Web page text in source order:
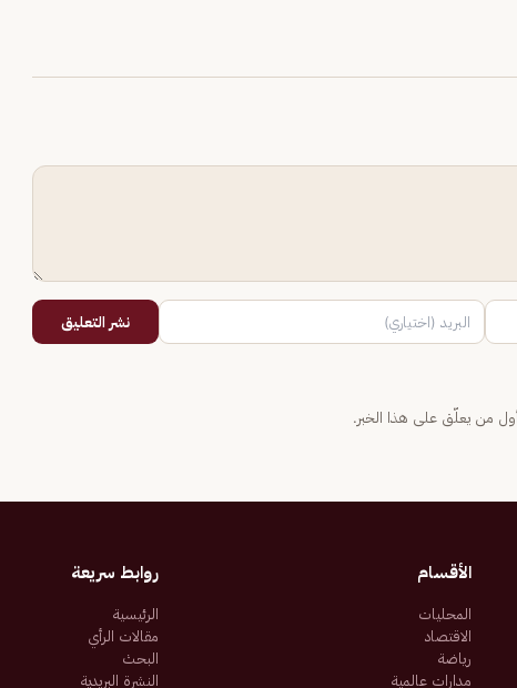
نشر التعليق
من يعلّق على هذا الخبر.
الأقسام
المحليات
الاقتصاد
رياضة
مدارات عالمية
روابط سريعة
الرئيسية
مقالات الرأي
البحث
النشرة البريدية